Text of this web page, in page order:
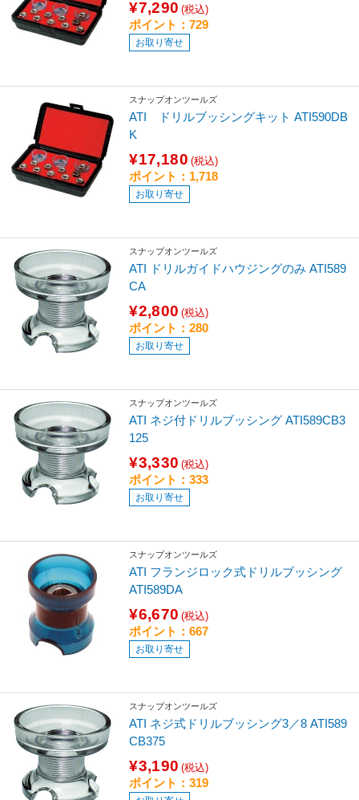
¥7,290 (税込)
ポイント：729
お取り寄せ
スナップオンツールズ
ATI ドリルブッシングキット ATI590DB
K
¥17,180 (税込)
ポイント：1,718
お取り寄せ
スナップオンツールズ
ATI ドリルガイドハウジングのみ ATI589
CA
¥2,800 (税込)
ポイント：280
お取り寄せ
スナップオンツールズ
ATI ネジ付ドリルブッシング ATI589CB3
125
¥3,330 (税込)
ポイント：333
お取り寄せ
スナップオンツールズ
ATI フランジロック式ドリルブッシング
ATI589DA
¥6,670 (税込)
ポイント：667
お取り寄せ
スナップオンツールズ
ATI ネジ式ドリルブッシング3／8 ATI589
CB375
¥3,190 (税込)
ポイント：319